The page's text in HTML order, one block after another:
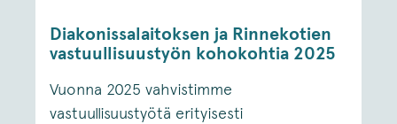
Diakonissalaitoksen ja Rinnekotien
vastuullisuustyön kohokohtia 2025
Vuonna 2025 vahvistimme
vastuullisuustyötä erityisesti